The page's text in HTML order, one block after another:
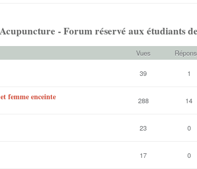
- Forum réservé aux étudiants
Vues
39 1
femme enceinte 288 14
23 0
17 0